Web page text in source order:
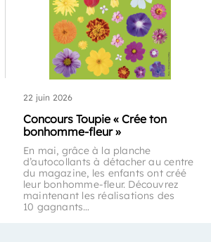
22 juin 2026
Concours Toupie « Crée ton
bonhomme-fleur »
En mai, grâce à la planche
d’autocollants à détacher au centre
du magazine, les enfants ont créé
leur bonhomme-fleur. Découvrez
maintenant les réalisations des
10 gagnants…